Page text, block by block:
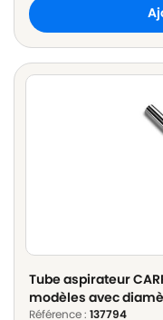
Tube aspirateur
modèles avec
32mm Longueur 50cm
Référence : 137794